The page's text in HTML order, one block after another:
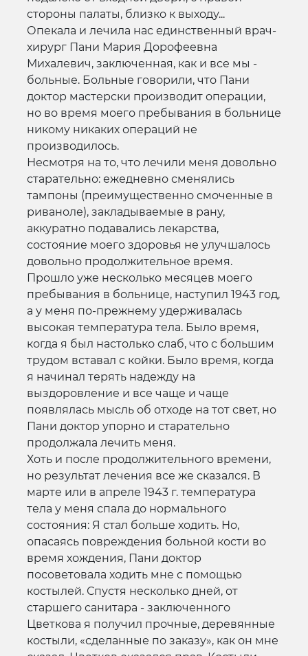
стороны палаты, близко к выходу...
Опекала и лечила нас единственный врач-
хирург Пани Мария Дорофеевна
Михалевич, заключенная, как и все мы -
больные. Больные говорили, что Пани
доктор мастерски производит операции,
но во время моего пребывания в больнице
никому никаких операций не
производилось.
Несмотря на то, что лечили меня довольно
старательно: ежедневно сменялись
тампоны (преимущественно смоченные в
риваноле), закладываемые в рану,
аккуратно подавались лекарства,
состояние моего здоровья не улучшалось
довольно продолжительное время.
Прошло уже несколько месяцев моего
пребывания в больнице, наступил 1943 год,
а у меня по-прежнему удерживалась
высокая температура тела. Было время,
когда я был настолько слаб, что с большим
трудом вставал с койки. Было время, когда
я начинал терять надежду на
выздоровление и все чаще и чаще
появлялась мысль об отходе на тот свет, но
Пани доктор упорно и старательно
продолжала лечить меня.
Хоть и после продолжительного времени,
но результат лечения все же сказался. В
марте или в апреле 1943 г. температура
тела у меня спала до нормального
состояния: Я стал больше ходить. Но,
опасаясь повреждения больной кости во
время хождения, Пани доктор
посоветовала ходить мне с помощью
костылей. Спустя несколько дней, от
старшего санитара - заключенного
Цветкова я получил прочные, деревянные
костыли, «сделанные по заказу», как он мне